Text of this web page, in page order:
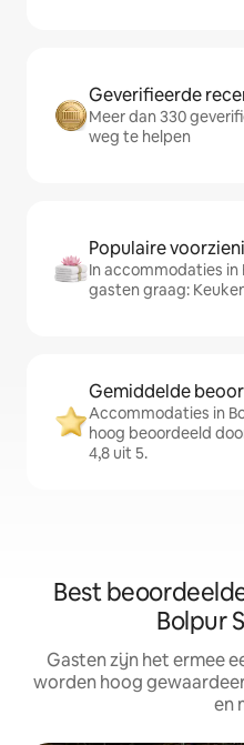
Geverifieerde
Meer dan 330
weg te helpen
Populaire
In accommodaties in
gasten graag:
Gemiddelde
Accommodaties in
hoog beoordeeld
4,8 uit 5.
Best
Bolpur
Gasten zijn het ermee
worden hoog
en